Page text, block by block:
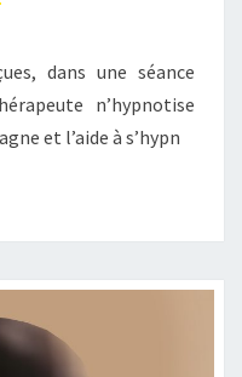
dans une séance
n’hypnotise
et l’aide à s’hypn